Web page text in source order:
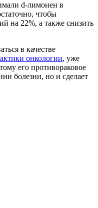
d-лимонен в
чтобы
на 22%, а также снизить
в качестве
онкологии, уже
его противораковое
болезни, но и сделает